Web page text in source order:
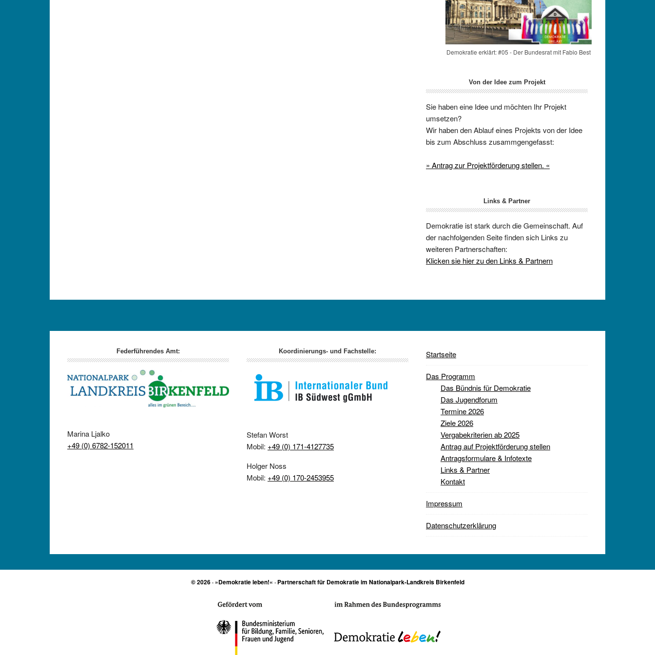
Demokratie erklärt: #05 - Der Bundesrat mit Fabio Best
Von der Idee zum Projekt
Sie haben eine Idee und möchten Ihr Projekt
umsetzen?
Wir haben den Ablauf eines Projekts von der Idee
bis zum Abschluss zusammgengefasst:
» Antrag zur Projektförderung stellen. «
Links & Partner
Demokratie ist stark durch die Gemeinschaft. Auf
der nachfolgenden Seite finden sich Links zu
weiteren Partnerschaften:
Klicken sie hier zu den Links & Partnern
Footer Federführendes Amt:
Marina Ljalko
+49 (0) 6782-152011
Koordinierungs- und Fachstelle:
Stefan Worst
Mobil: +49 (0) 171-4127735
Holger Noss
Mobil: +49 (0) 170-2453955
Startseite
Das Programm
Das Bündnis für Demokratie
Das Jugendforum
Termine 2026
Ziele 2026
Vergabekriterien ab 2025
Antrag auf Projektförderung stellen
Antragsformulare & Infotexte
Links & Partner
Kontakt
Impressum
Datenschutzerklärung
© 2026 · »Demokratie leben!« · Partnerschaft für Demokratie im Nationalpark-Landkreis Birkenfeld